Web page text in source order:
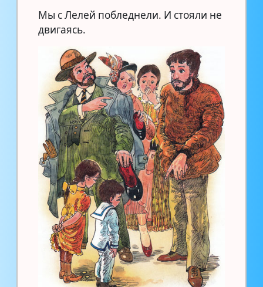
Мы с Лелей побледнели. И стояли не
двигаясь.